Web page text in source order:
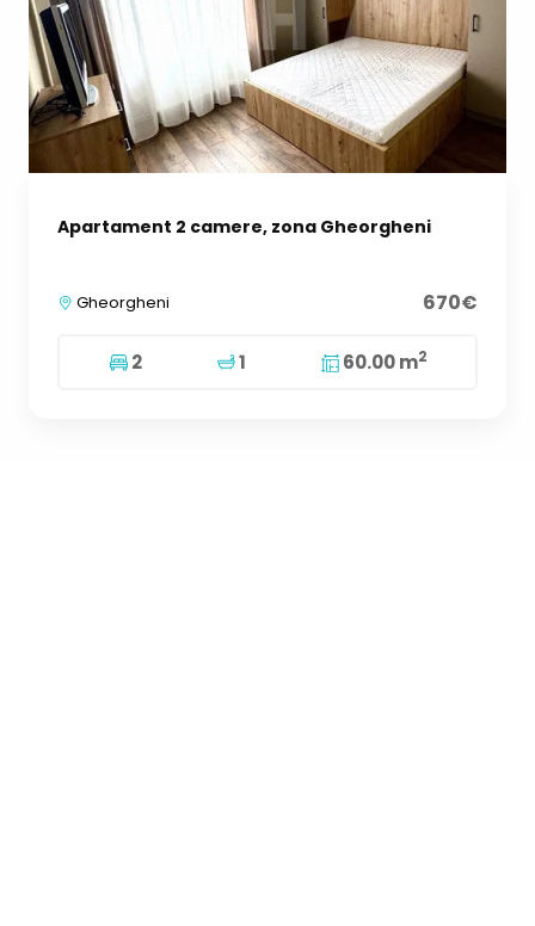
Apartament 2 camere, zona Gheorgheni
Gheorgheni 670€
2 1 60.00 m2